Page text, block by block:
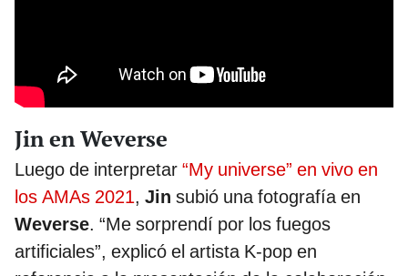
Jin en Weverse
Luego de interpretar “My universe” en vivo en
los AMAs 2021, Jin subió una fotografía en
Weverse. “Me sorprendí por los fuegos
artificiales”, explicó el artista K-pop en